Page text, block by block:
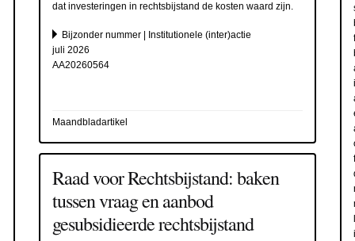
dat investeringen in rechtsbijstand de kosten waard zijn.
Bijzonder nummer | Institutionele (inter)actie
juli 2026
AA20260564
Maandbladartikel
Raad voor Rechtsbijstand: baken
tussen vraag en aanbod
gesubsidieerde rechtsbijstand